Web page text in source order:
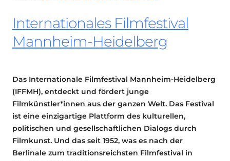
Internationales Filmfestival
Mannheim-Heidelberg
Das Internationale Filmfestival Mannheim-Heidelberg
(IFFMH), entdeckt und fördert junge
Filmkünstler*innen aus der ganzen Welt. Das Festival
ist eine einzigartige Plattform des kulturellen,
politischen und gesellschaftlichen Dialogs durch
Filmkunst. Und das seit 1952, was es nach der
Berlinale zum traditionsreichsten Filmfestival in